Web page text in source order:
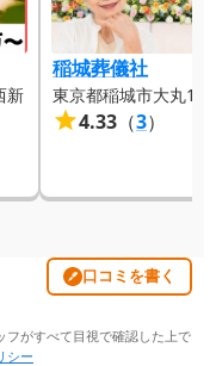
新
稲城葬儀社
東京都稲城市大丸
4.33 （3）
口コミを書く
フがすべて目視で確認した上で
シー